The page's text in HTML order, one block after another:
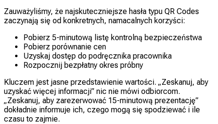
Zauważyliśmy, że najskuteczniejsze hasła typu QR Codes
zaczynają się od konkretnych, namacalnych korzyści:
Pobierz 5-minutową listę kontrolną bezpieczeństwa
Pobierz porównanie cen
Uzyskaj dostęp do podręcznika pracownika
Rozpocznij bezpłatny okres próbny
Kluczem jest jasne przedstawienie wartości. „Zeskanuj, aby
uzyskać więcej informacji” nic nie mówi odbiorcom.
„Zeskanuj, aby zarezerwować 15-minutową prezentację”
dokładnie informuje ich, czego mogą się spodziewać i ile
czasu to zajmie.